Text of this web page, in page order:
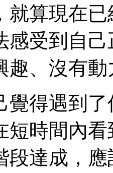
就算現在
感受到自
趣、沒有
覺得遇到
短時間內
段達成，